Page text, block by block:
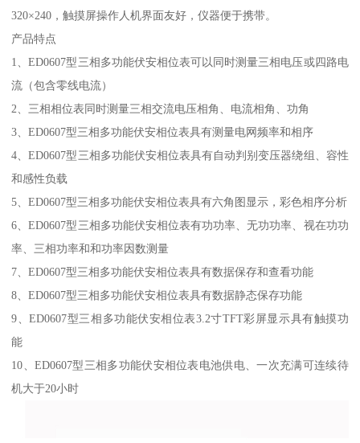
320×240，触摸屏操作人机界面友好，仪器便于携带。
产品特点
1、ED0607型三相多功能伏安相位表可以同时测量三相电压或四路电
流（包含零线电流）
2、三相相位表同时测量三相交流电压相角、电流相角、功角
3、ED0607型三相多功能伏安相位表具有测量电网频率和相序
4、ED0607型三相多功能伏安相位表具有自动判别变压器绕组、容性
和感性负载
5、ED0607型三相多功能伏安相位表具有六角图显示，彩色相序分析
6、ED0607型三相多功能伏安相位表有功功率、无功功率、视在功功
率、三相功率和和功率因数测量
7、ED0607型三相多功能伏安相位表具有数据保存和查看功能
8、ED0607型三相多功能伏安相位表具有数据静态保存功能
9、ED0607型三相多功能伏安相位表3.2寸TFT彩屏显示具有触摸功
能
10、ED0607型三相多功能伏安相位表电池供电、一次充满可连续待
机大于20小时